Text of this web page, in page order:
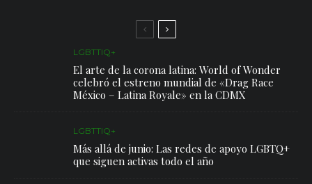
LGBTTIQ+
El arte de la corona latina: World of Wonder
celebró el estreno mundial de «Drag Race
México – Latina Royale» en la CDMX
LGBTTIQ+
Más allá de junio: Las redes de apoyo LGBTQ+
que siguen activas todo el año